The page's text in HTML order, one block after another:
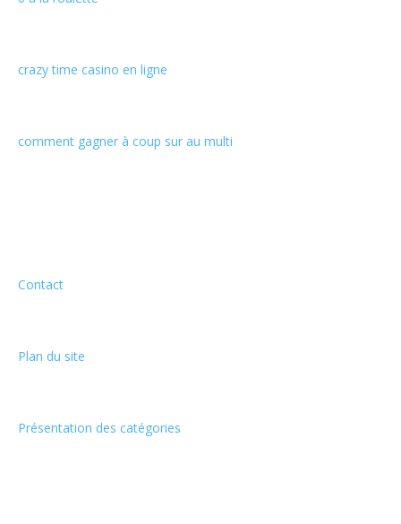
crazy time casino en ligne
comment gagner à coup sur au multi
Contact
Plan du site
Présentation des catégories